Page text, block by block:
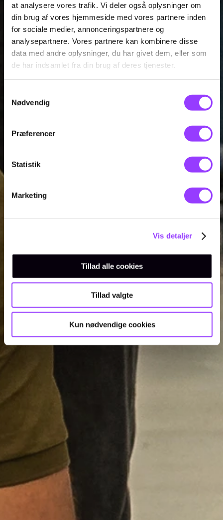
at analysere vores trafik. Vi deler også oplysninger om
din brug af vores hjemmeside med vores partnere inden
for sociale medier, annonceringspartnere og
analysepartnere. Vores partnere kan kombinere disse
data med andre oplysninger, du har givet dem, eller som
de har indsamlet fra din brug af deres tjenester.
Nødvendig
Præferencer
Statistik
Marketing
Vis detaljer
Tillad alle cookies
Tillad valgte
Kun nødvendige cookies